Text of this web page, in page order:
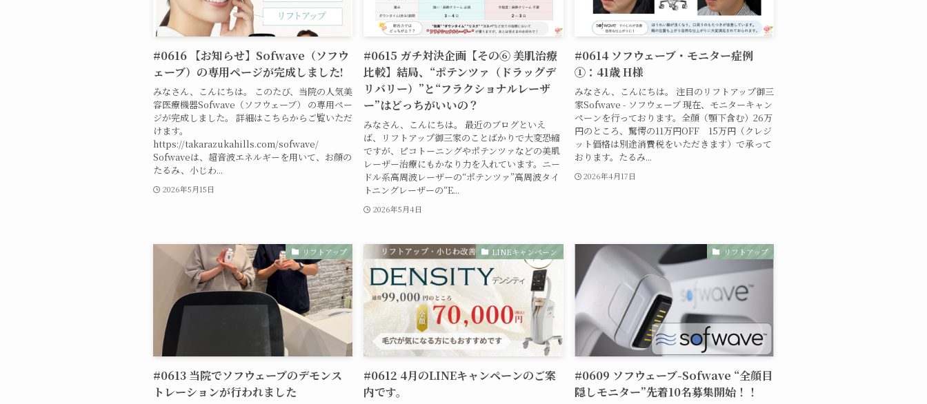
#0616 【お知らせ】Sofwave（ソフウ
ェーブ）の専用ページが完成しました!
みなさん、こんにちは。 このたび、当院の人気美
容医療機器Sofwave（ソフウェーブ） の専用ペー
ジが完成しました。 詳細はこちらからご覧いただ
けます。
https://takarazukahills.com/sofwave/
Sofwaveは、超音波エネルギーを用いて、お顔の
たるみ、小じわ...
2026年5月15日
#0615 ガチ対決企画【その⑥ 美肌治療
比較】結局、“ポテンツァ（ドラッグデ
リバリー）”と“フラクショナルレーザ
ー”はどっちがいいの？
みなさん、こんにちは。 最近のブログといえ
ば、リフトアップ御三家のことばかりで大変恐縮
ですが、ピコトーニングやポテンツァなどの美肌
レーザー治療にもかなり力を入れています。ニー
ドル系高周波レーザーの“ポテンツァ”高周波タイ
トニングレーザーの“E...
2026年5月4日
#0614 ソフウェーブ・モニター症例
①：41歳 H様
みなさん、こんにちは。 注目のリフトアップ御三
家Sofwave - ソフウェーブ 現在、モニターキャン
ペーンを行っております。全顔（顎下含む）26万
円のところ、驚愕の11万円OFF 15万円（クレジ
ット価格は別途消費税をいただきます）で承って
おります。たるみ...
2026年4月17日
リフトアップ
#0613 当院でソフウェーブのデモンス
トレーションが行われました
LINEキャンペーン
#0612 4月のLINEキャンペーンのご案
内です。
リフトアップ
#0609 ソフウェーブ-Sofwave “全顔目
隠しモニター”先着10名募集開始！！